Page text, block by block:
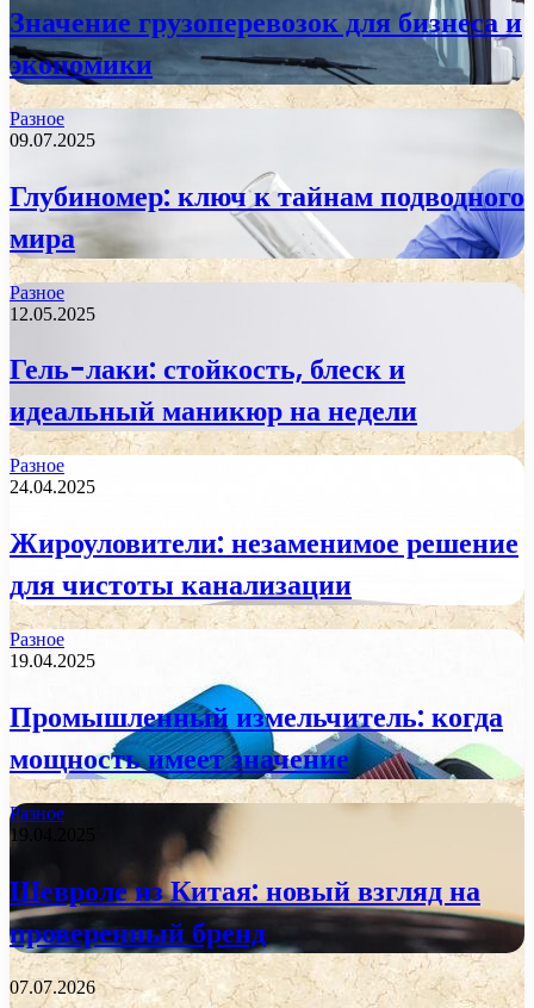
Значение грузоперевозок для бизнеса и
экономики
Разное
09.07.2025
Глубиномер: ключ к тайнам подводного
мира
Разное
12.05.2025
Гель-лаки: стойкость, блеск и
идеальный маникюр на недели
Разное
24.04.2025
Жироуловители: незаменимое решение
для чистоты канализации
Разное
19.04.2025
Промышленный измельчитель: когда
мощность имеет значение
Разное
19.04.2025
Шевроле из Китая: новый взгляд на
проверенный бренд
07.07.2026